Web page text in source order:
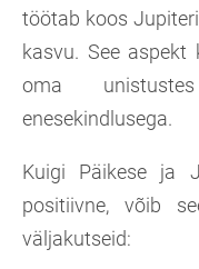
töötab koos
kasvu. See
oma
enesekindlusega.
Kuigi Päikese ja
positiivne, võib
väljakutseid: